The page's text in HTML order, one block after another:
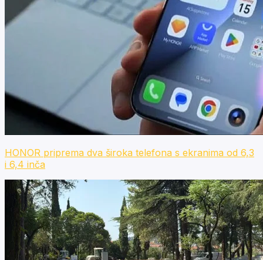
HONOR priprema dva široka telefona s ekranima od 6,3
i 6,4 inča